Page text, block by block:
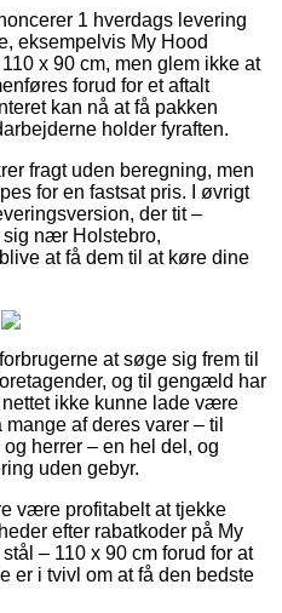
1 hverdags levering
eksempelvis My Hood
x 90 cm, men glem ikke at
forud for et aftalt
kan nå at få pakken
holder fyraften.
fragt uden beregning, men
for en fastsat pris. I øvrigt
der tit –
nær Holstebro,
at få dem til at køre dine
at søge sig frem til
og til gengæld har
ikke kunne lade være
af deres varer – til
herrer – en hel del, og
uden gebyr.
være profitabelt at tjekke
efter rabatkoder på My
– 110 x 90 cm forud for at
er i tvivl om at få den bedste